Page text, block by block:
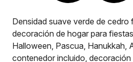
Ropa geek
Densidad suave verde de cedro
decoración de hogar para
Halloween, Pascua, Hanukkah,
contenedor incluido, decoración